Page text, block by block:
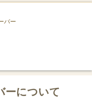
バー
ーについて